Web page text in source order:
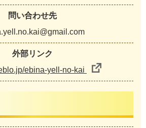
問い合わせ先
外部リンク
ebina-yell-no-kai